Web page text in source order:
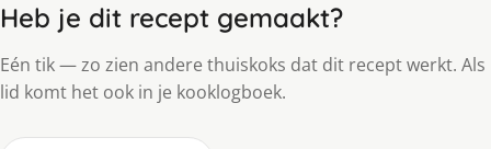
Heb je dit recept gemaakt?
Eén tik — zo zien andere thuiskoks dat dit recept werkt. Als
lid komt het ook in je kooklogboek.